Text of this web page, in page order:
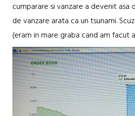
cumparare si vanzare a devenit
de vanzare arata ca un tsunami.
(eram in mare graba cand am facut